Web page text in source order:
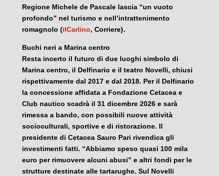
Regione Michele de Pascale lascia “un vuoto
profondo” nel turismo e nell’intrattenimento
romagnolo (ilCarlino, Corriere).
Buchi neri a Marina centro
Resta incerto il futuro di due luoghi simbolo di
Marina centro, il Delfinario e il teatro Novelli, chiusi
rispettivamente dal 2017 e dal 2018. Per il Delfinario
la concessione affidata a Fondazione Cetacea e
Club nautico scadrà il 31 dicembre 2026 e sarà
rimessa a bando, con possibili nuove attività
socioculturali, sportive e di ristorazione. Il
presidente di Cetacea Sauro Pari rivendica gli
investimenti fatti. “Abbiamo speso quasi 100 mila
euro per rimuovere alcuni abusi” e altri fondi per le
strutture destinate alle tartarughe. Sul Novelli